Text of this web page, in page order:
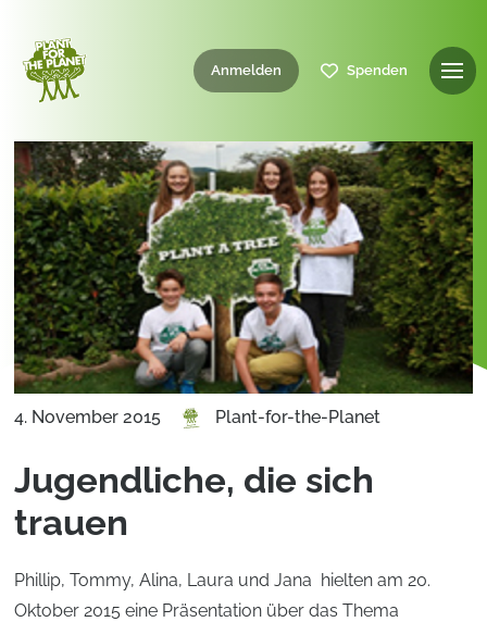
Anmelden Spenden
4. November 2015 Plant-for-the-Planet
Jugendliche, die sich
trauen
Phillip, Tommy, Alina, Laura und Jana hielten am 20.
Oktober 2015 eine Präsentation über das Thema